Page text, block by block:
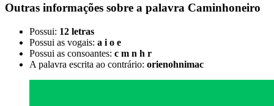
Outras informações sobre a palavra Caminhoneiro
Possui: 12 letras
Possui as vogais: a i o e
Possui as consoantes: c m n h r
A palavra escrita ao contrário: orienohnimac